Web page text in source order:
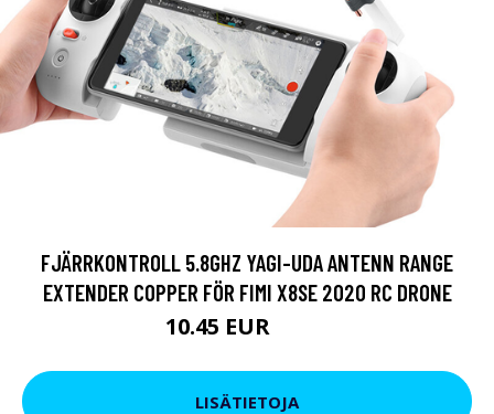
FJÄRRKONTROLL 5.8GHZ YAGI-UDA ANTENN RANGE
EXTENDER COPPER FÖR FIMI X8SE 2020 RC DRONE
10.45 EUR
LISÄTIETOJA